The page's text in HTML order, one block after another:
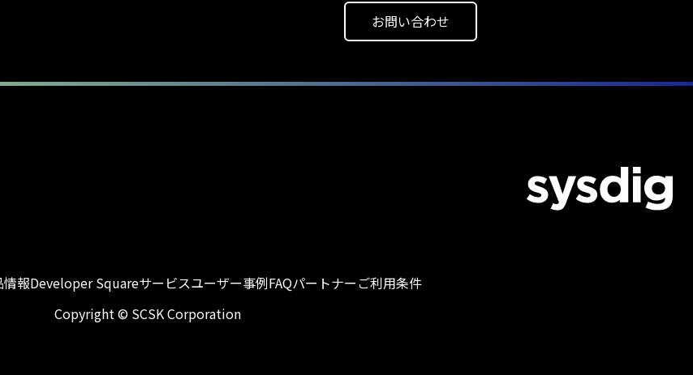
お問い合わせ
情報Developer Squareサービスユーザー事例FAQパートナーご利用条件
Copyright © SCSK Corporation